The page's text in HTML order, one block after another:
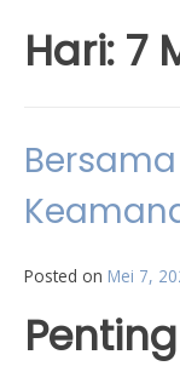
Hari: 7
Posted on Mei 7,